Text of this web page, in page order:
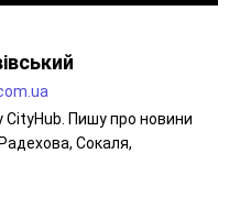
CityHub. Пишу про новини
Сокаля,